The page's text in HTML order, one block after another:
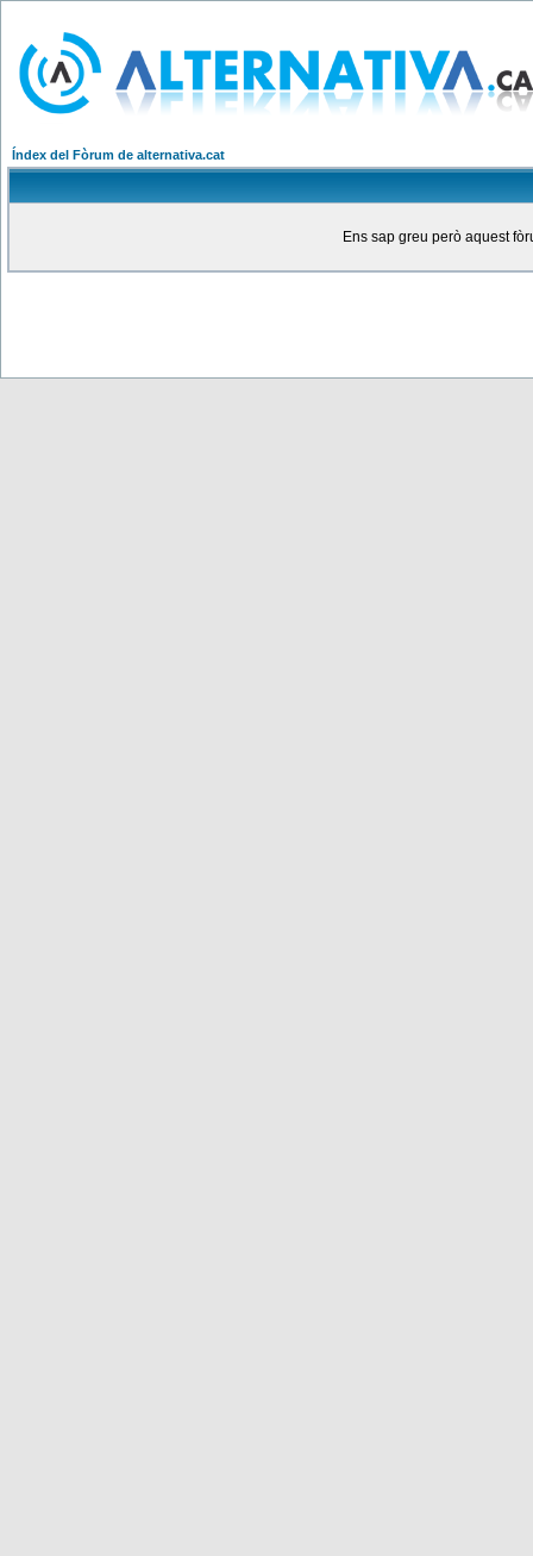
Índex del Fòrum de alternativa.cat
Ens sap greu però aquest